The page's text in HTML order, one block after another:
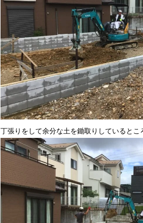
丁張りをして余分な土を鋤取りしているとこ